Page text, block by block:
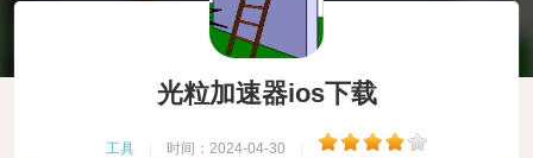
光粒加速器ios下载
工具 时间：2024-04-30